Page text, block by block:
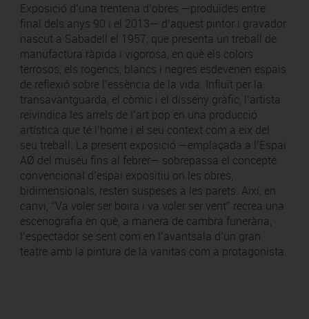
Exposició d’una trentena d’obres —produïdes entre
final dels anys 90 i el 2013— d’aquest pintor i gravador
nascut a Sabadell el 1957, que presenta un treball de
manufactura ràpida i vigorosa, en què els colors
terrosos, els rogencs, blancs i negres esdevenen espais
de reflexió sobre l’essència de la vida. Influït per la
transavantguarda, el còmic i el disseny gràfic, l’artista
reivindica les arrels de l’art pop en una producció
artística que té l’home i el seu context com a eix del
seu treball. La present exposició —emplaçada a l’Espai
AØ del museu fins al febrer— sobrepassa el concepte
convencional d’espai expositiu on les obres,
bidimensionals, resten suspeses a les parets. Així, en
canvi, “Va voler ser boira i va voler ser vent” recrea una
escenografia en què, a manera de cambra funerària,
l’espectador se sent com en l’avantsala d’un gran
teatre amb la pintura de la vanitas com a protagonista.